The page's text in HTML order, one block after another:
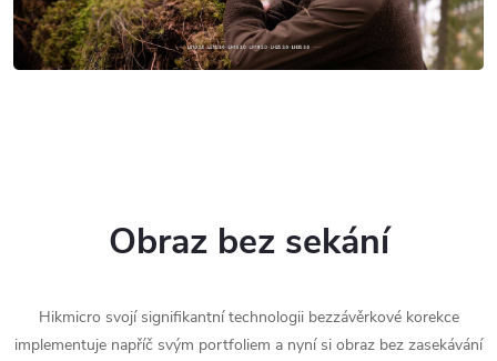
Obraz bez sekání
Hikmicro svojí signifikantní technologii bezzávěrkové korekce
implementuje napříč svým portfoliem a nyní si obraz bez zasekávání